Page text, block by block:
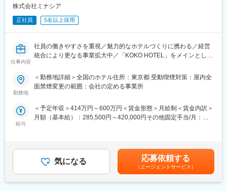
株式会社ミナシア
正社員 5名以上採用
仕事内容
社員の働きやすさを重視／魅力的なホテルづくりに携わる／経営
統合により更なる事業拡大中／「KOKO HOTEL」をメインとした
当社は昨年末に上場会社のポラリス・ホールディングスグループ
ル」にこだわる当社で、支配人としてホテル運営をお任せしま
す。
ンの企画、地元密着でのイベントプロデュース、サービス企画、
売上・従業員管理といったホテル運営全般をご担当いただきま
す。
スタッフと協力の下、アイデアを活かしてホテル運営を行い、地
勤務地
＜勤務地詳細＞全国のホテル住所：東京都 受動喫煙対策：屋内全
面禁煙変更の範囲：会社の定める事業所
給与
＜予定年収＞414万円～600万円＜賃金形態＞月給制＜賃金内訳＞
月額（基本給）：285,500円～420,000円その他固定手当/月：
当：役職手当、地域手当（規定による）、転勤手当（規定によ
る）賃金はあくまでも目安の金額であり、選考を通じて上下する
可能性があります。月給(月額)は固定手当を含めた表記です。
気になる 応募依頼する
（エージェントサービス）